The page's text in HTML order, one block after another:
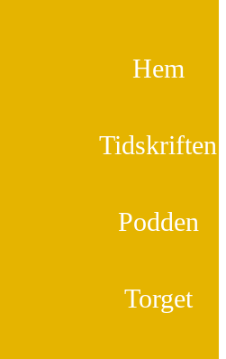
Hem
Tidskriften
Podden
Torget